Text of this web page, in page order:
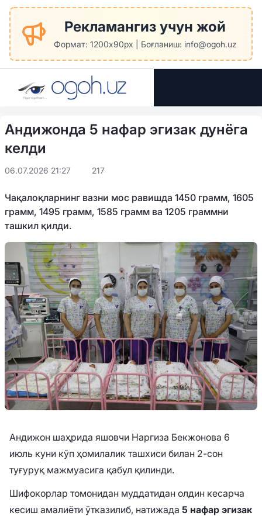
Рекламангиз учун жой
Формат: 1200x90px | Боғланиш: info@ogoh.uz
Андижонда 5 нафар эгизак дунёга
келди
06.07.2026 21:27 217
Чақалоқларнинг вазни мос равишда 1450 грамм, 1605
грамм, 1495 грамм, 1585 грамм ва 1205 граммни
ташкил қилди.
Андижон шаҳрида яшовчи Наргиза Бекжонова 6
июль куни кўп ҳомилалик ташхиси билан 2-сон
туғуруқ мажмуасига қабул қилинди.
Шифокорлар томонидан муддатидан олдин кесарча
кесиш амалиёти ўтказилиб, натижада 5 нафар эгизак